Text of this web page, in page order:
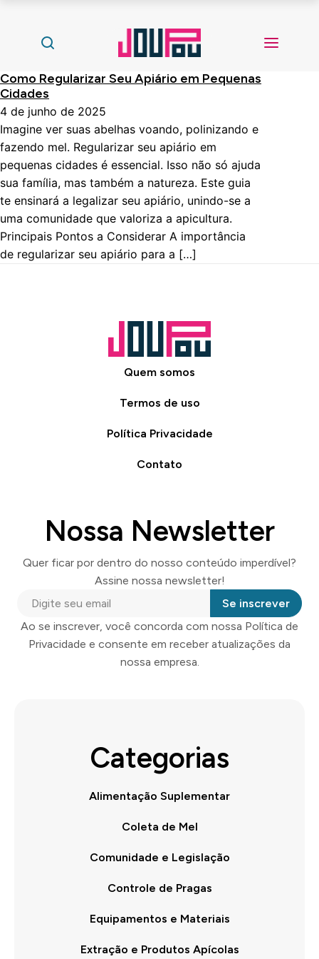
Como Regularizar Seu Apiário em Pequenas
Cidades
4 de junho de 2025
Imagine ver suas abelhas voando, polinizando e
fazendo mel. Regularizar seu apiário em
pequenas cidades é essencial. Isso não só ajuda
sua família, mas também a natureza. Este guia
te ensinará a legalizar seu apiário, unindo-se a
uma comunidade que valoriza a apicultura.
Principais Pontos a Considerar A importância
de regularizar seu apiário para a […]
Quem somos
Termos de uso
Política Privacidade
Contato
Nossa Newsletter
Quer ficar por dentro do nosso conteúdo imperdível?
Assine nossa newsletter!
Se inscrever
Ao se inscrever, você concorda com nossa Política de
Privacidade e consente em receber atualizações da
nossa empresa.
Categorias
Alimentação Suplementar
Coleta de Mel
Comunidade e Legislação
Controle de Pragas
Equipamentos e Materiais
Extração e Produtos Apícolas